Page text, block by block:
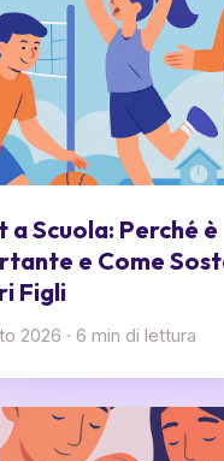
a Scuola: Perché è
e Come
Figli
2026 · 6 min di lettura